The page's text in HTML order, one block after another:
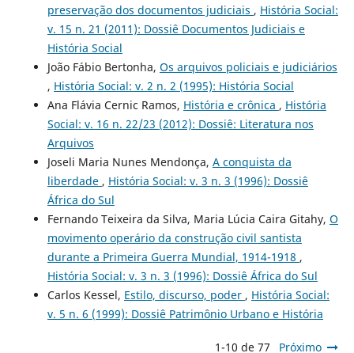
preservação dos documentos judiciais , História Social:
v. 15 n. 21 (2011): Dossiê Documentos Judiciais e
História Social
João Fábio Bertonha, Os arquivos policiais e judiciários
, História Social: v. 2 n. 2 (1995): História Social
Ana Flávia Cernic Ramos, História e crônica , História
Social: v. 16 n. 22/23 (2012): Dossiê: Literatura nos
Arquivos
Joseli Maria Nunes Mendonça, A conquista da
liberdade , História Social: v. 3 n. 3 (1996): Dossiê
África do Sul
Fernando Teixeira da Silva, Maria Lúcia Caira Gitahy, O
movimento operário da construção civil santista
durante a Primeira Guerra Mundial, 1914-1918 ,
História Social: v. 3 n. 3 (1996): Dossiê África do Sul
Carlos Kessel, Estilo, discurso, poder , História Social:
v. 5 n. 6 (1999): Dossiê Patrimônio Urbano e História
1-10 de 77 Próximo